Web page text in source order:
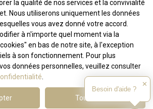
la qualité de nos services et la convivialité
Nous utiliserons uniquement les données
vous avez donné votre accord.
à n'importe quel moment via la
en bas de notre site, à l'exception
à son fonctionnement. Pour plus
données personnelles, veuillez consulter
Tout refuser
Besoin d'aide ?
✕